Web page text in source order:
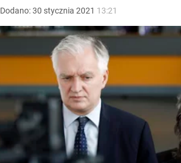
Dodano:30 stycznia 2021 13:21